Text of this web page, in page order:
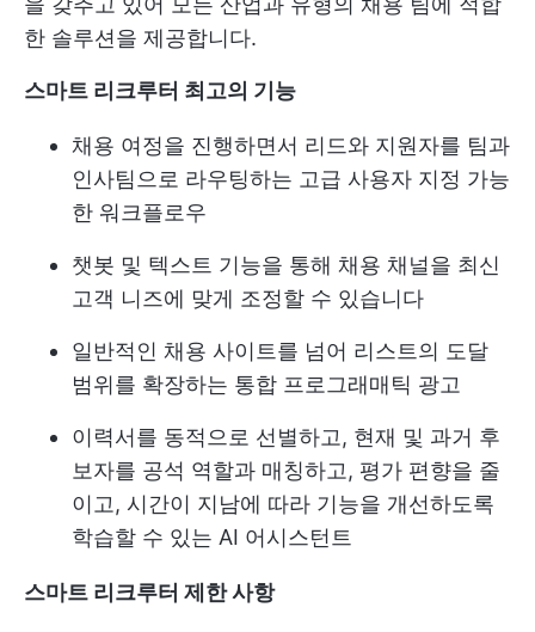
한 솔루션을 제공합니다.
스마트 리크루터 최고의 기능
채용 여정을 진행하면서 리드와 지원자를 팀과
인사팀으로 라우팅하는 고급 사용자 지정 가능
한 워크플로우
챗봇 및 텍스트 기능을 통해 채용 채널을 최신
고객 니즈에 맞게 조정할 수 있습니다
일반적인 채용 사이트를 넘어 리스트의 도달
범위를 확장하는 통합 프로그래매틱 광고
이력서를 동적으로 선별하고, 현재 및 과거 후
보자를 공석 역할과 매칭하고, 평가 편향을 줄
이고, 시간이 지남에 따라 기능을 개선하도록
학습할 수 있는 AI 어시스턴트
스마트 리크루터 제한 사항